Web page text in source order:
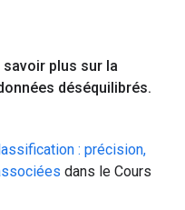
plus sur la
déséquilibrés.
: précision,
dans le Cours